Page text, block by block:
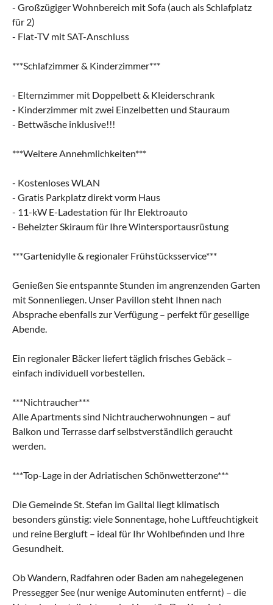
- Großzügiger Wohnbereich mit Sofa (auch als Schlafplatz
für 2)
- Flat-TV mit SAT-Anschluss
***Schlafzimmer & Kinderzimmer***
- Elternzimmer mit Doppelbett & Kleiderschrank
- Kinderzimmer mit zwei Einzelbetten und Stauraum
- Bettwäsche inklusive!!!
***Weitere Annehmlichkeiten***
- Kostenloses WLAN
- Gratis Parkplatz direkt vorm Haus
- 11-kW E-Ladestation für Ihr Elektroauto
- Beheizter Skiraum für Ihre Wintersportausrüstung
***Gartenidylle & regionaler Frühstücksservice***
Genießen Sie entspannte Stunden im angrenzenden Garten
mit Sonnenliegen. Unser Pavillon steht Ihnen nach
Absprache ebenfalls zur Verfügung – perfekt für gesellige
Abende.
Ein regionaler Bäcker liefert täglich frisches Gebäck –
einfach individuell vorbestellen.
***Nichtraucher***
Alle Apartments sind Nichtraucherwohnungen – auf
Balkon und Terrasse darf selbstverständlich geraucht
werden.
***Top-Lage in der Adriatischen Schönwetterzone***
Die Gemeinde St. Stefan im Gailtal liegt klimatisch
besonders günstig: viele Sonnentage, hohe Luftfeuchtigkeit
und reine Bergluft – ideal für Ihr Wohlbefinden und Ihre
Gesundheit.
Ob Wandern, Radfahren oder Baden am nahegelegenen
Pressegger See (nur wenige Autominuten entfernt) – die